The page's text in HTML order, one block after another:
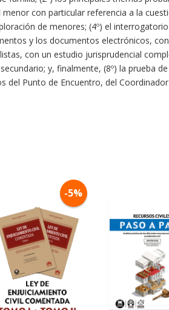
con particular referencia a la
de menores; (4º) el
y los documentos electrónicos, con
con un estudio jurisprudencial
y, finalmente, (8º) la prueba de
del Punto de Encuentro, del
-5%